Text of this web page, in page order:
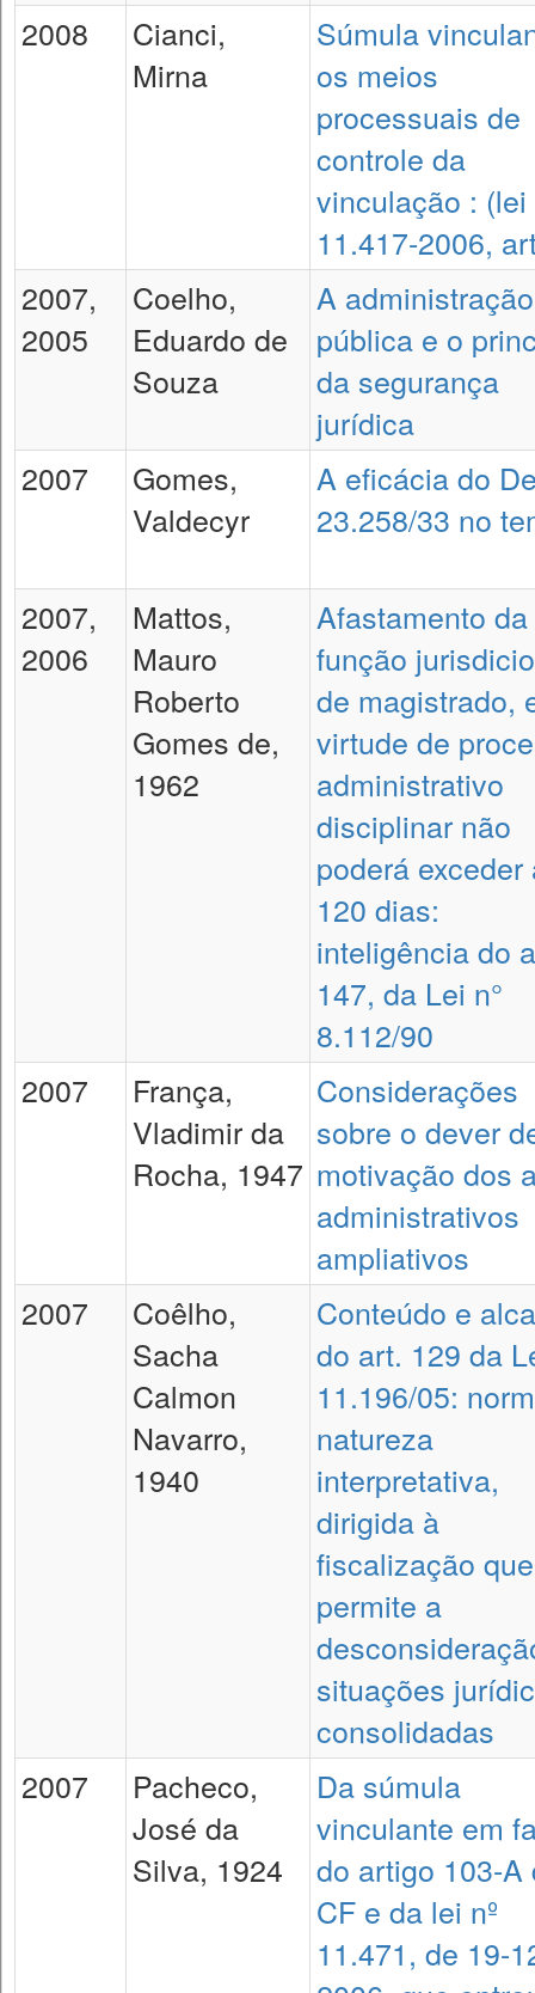
2008
Cianci,
Mirna
Súmula
os meios
processuais de
controle da
vinculação : (lei
11.417-2006,
2007,
2005
Coelho,
Eduardo de
Souza
A administração
pública e o
da segurança
jurídica
2007
Gomes,
Valdecyr
A eficácia do
23.258/33 no
2007,
2006
Mattos,
Mauro
Roberto
Gomes de,
1962
Afastamento da
função
de magistrado,
virtude de
administrativo
disciplinar não
poderá exceder
120 dias:
inteligência do
147, da Lei n°
8.112/90
2007
França,
Vladimir da
Rocha, 1947
Considerações
sobre o dever
motivação dos
administrativos
ampliativos
2007
Coêlho,
Sacha
Calmon
Navarro,
1940
Conteúdo e
do art. 129 da
11.196/05:
natureza
interpretativa,
dirigida à
fiscalização
permite a
situações
consolidadas
2007
Pacheco,
José da
Silva, 1924
Da súmula
vinculante em
do artigo 103-A
CF e da lei nº
11.471, de 19-